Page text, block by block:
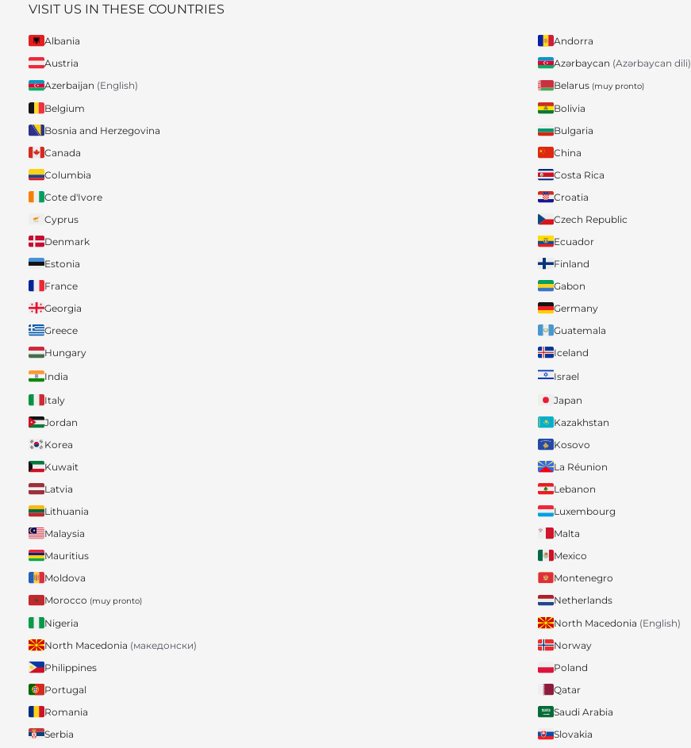
VISIT US IN THESE COUNTRIES
Albania
Andorra
Austria
Azərbaycan (Azərbaycan dili)
Azerbaijan (English) Belarus (muy pronto)
Belgium
Bolivia
Bosnia and Herzegovina
Bulgaria
Canada
China
Columbia
Costa Rica
Cote d'Ivore
Croatia
Cyprus
Czech Republic
Denmark
Ecuador
Estonia
Finland
France
Gabon
Georgia
Germany
Greece
Guatemala
Hungary
Iceland
India
Israel
Italy
Japan
Jordan
Kazakhstan
Korea
Kosovo
Kuwait
La Réunion
Latvia
Lebanon
Lithuania
Luxembourg
Malaysia
Malta
Mauritius
Mexico
Moldova
Montenegro
Morocco (muy pronto)
Netherlands
Nigeria
North Macedonia (English)
North Macedonia (македонски)
Norway
Philippines
Poland
Portugal
Qatar
Romania
Saudi Arabia
Serbia
Slovakia